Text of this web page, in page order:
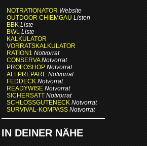
NOTRATIONATOR Website
OUTDOOR CHIEMGAU Listen
BBK Liste
BWL Liste
KALKULATOR
VORRATSKALKULATOR
RATION1 Notvorrat
CONSERVA Notvorrat
PROFOSHOP Notvorrat
ALLPREPARE Notvorrat
FEDDECK Notvorrat
READYWISE Notvorrat
SICHERSATT Notvorrat
SCHLOSSGUTENECK Notvorrat
SURVIVAL-KOMPASS Notvorrat
IN DEINER NÄHE